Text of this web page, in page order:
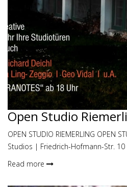
Open Studio
OPEN STUDIO RIEMERLING OPEN
Studios | Friedrich-Hofmann-Str. 10
Read more